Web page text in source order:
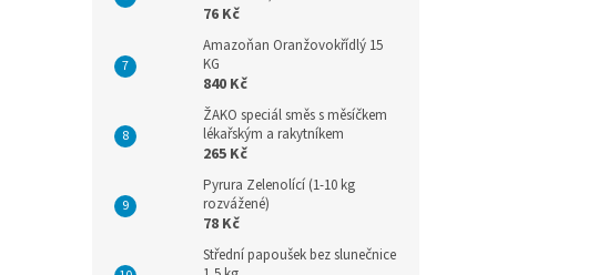
76 Kč
Amazoňan Oranžovokřídlý 15
KG
840 Kč
ŽAKO speciál směs s měsíčkem
lékařským a rakytníkem
265 Kč
Pyrura Zelenolící (1-10 kg
rozvážené)
78 Kč
Střední papoušek bez slunečnice